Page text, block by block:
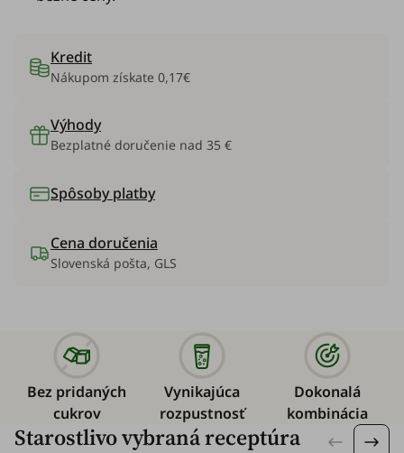
Kredit
Nákupom získate 0,17€
Výhody
Bezplatné doručenie nad 35 €
Spôsoby platby
Cena doručenia
Slovenská pošta, GLS
Bez pridaných
cukrov
Vynikajúca
rozpustnosť
Dokonalá
kombinácia
Starostlivo vybraná receptúra